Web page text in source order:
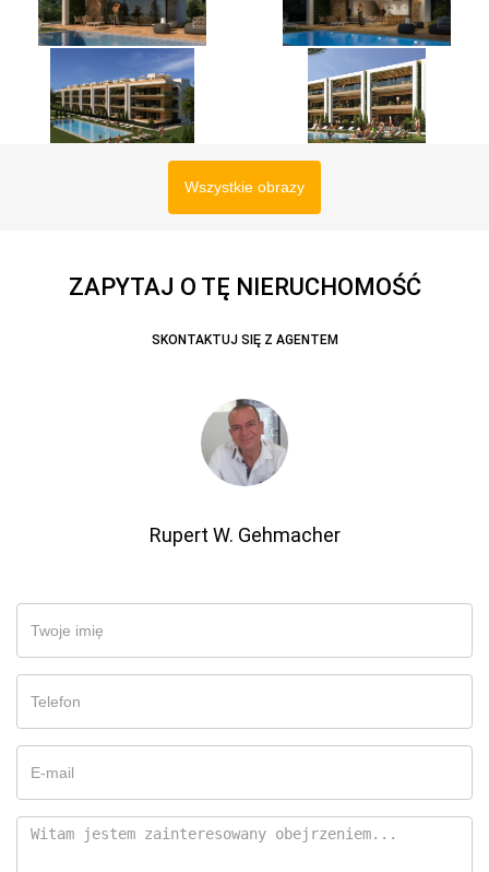
Wszystkie obrazy
ZAPYTAJ O TĘ NIERUCHOMOŚĆ
SKONTAKTUJ SIĘ Z AGENTEM
Rupert W. Gehmacher